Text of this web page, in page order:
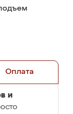
Оплата
и